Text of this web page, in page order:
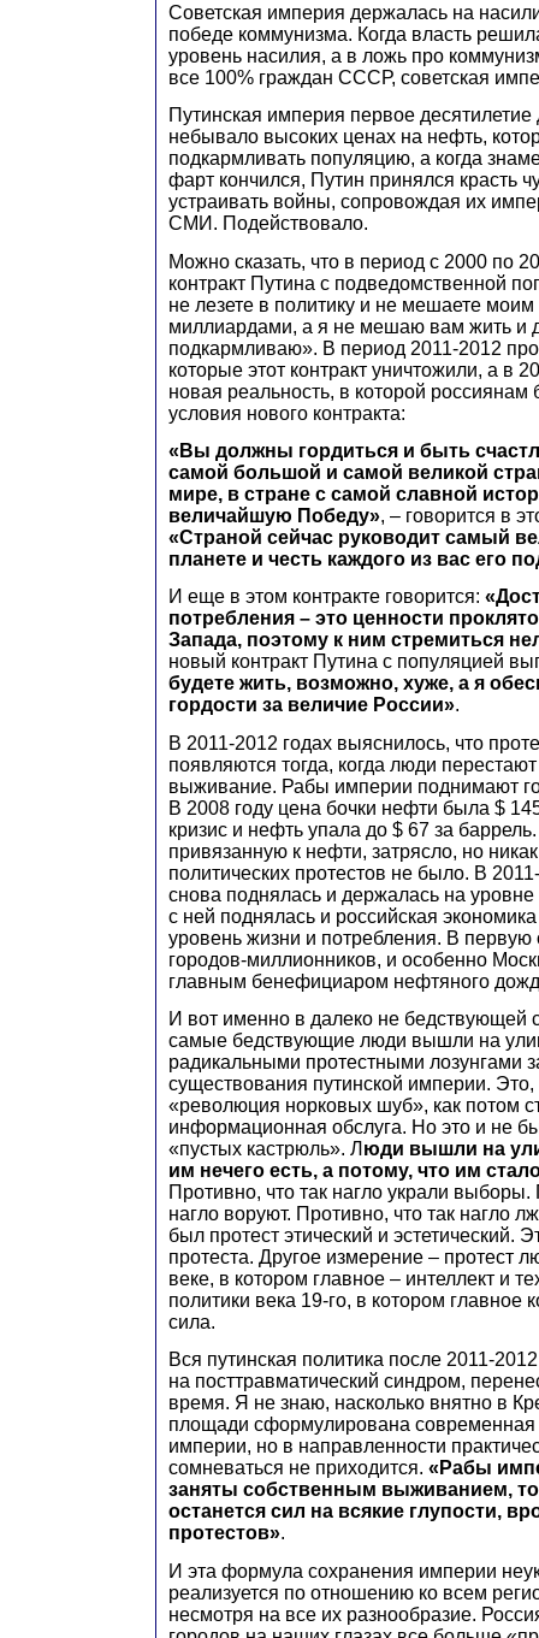
Советская империя держалась на
победе коммунизма. Когда власть
уровень насилия, а в ложь про
все 100% граждан СССР, советская
Путинская империя первое
небывало высоких ценах на нефть,
подкармливать популяцию, а когда
фарт кончился, Путин принялся красть
устраивать войны, сопровождая их
СМИ. Подействовало.
Можно сказать, что в период с 2000 по
контракт Путина с подведомственной
не лезете в политику и не мешаете
миллиардами, а я не мешаю вам жить и
подкармливаю». В период 2011-2012
которые этот контракт уничтожили, а в
новая реальность, в которой
условия нового контракта:
«Вы должны гордиться и быть
самой большой и самой великой
мире, в стране с самой славной
величайшую Победу», – говорится в
«Страной сейчас руководит самый
планете и честь каждого из вас его
И еще в этом контракте говорится:
потребления – это ценности
Запада, поэтому к ним стремиться
новый контракт Путина с популяцией
будете жить, возможно, хуже, а я
гордости за величие России».
В 2011-2012 годах выяснилось, что
появляются тогда, когда люди
выживание. Рабы империи поднимают
В 2008 году цена бочки нефти была $
кризис и нефть упала до $ 67 за
привязанную к нефти, затрясло, но
политических протестов не было. В
снова поднялась и держалась на
с ней поднялась и российская
уровень жизни и потребления. В первую
городов-миллионников, и особенно
главным бенефициаром нефтяного
И вот именно в далеко не бедствующей
самые бедствующие люди вышли на
радикальными протестными лозунгами
существования путинской империи.
«революция норковых шуб», как потом
информационная обслуга. Но это и не
«пустых кастрюль». Л юди вышли на
им нечего есть, а потому, что им
Противно, что так нагло украли выборы.
нагло воруют. Противно, что так нагло
был протест этический и эстетический.
протеста. Другое измерение – протест
веке, в котором главное – интеллект и
политики века 19-го, в котором главное
сила.
Вся путинская политика после 2011-
на посттравматический синдром,
время. Я не знаю, насколько внятно в
площади сформулирована современная
империи, но в направленности
сомневаться не приходится. «Рабы
заняты собственным выживанием,
останется сил на всякие глупости,
протестов».
И эта формула сохранения империи
реализуется по отношению ко всем
несмотря на все их разнообразие.